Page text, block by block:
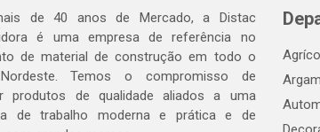
de 40 anos de Mercado, a Distac
é uma empresa de referência no
de material de construção em todo o
Temos o compromisso de
produtos de qualidade aliados a uma
de trabalho moderna e prática e de